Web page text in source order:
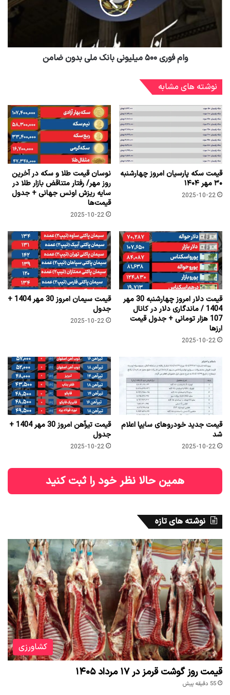
وام فوری ۵۰۰ میلیونی بانک ملی بدون ضامن
نوشته های مشابه
قیمت سکه پارسیان امروز چهارشنبه
۳۰ مهر ۱۴۰۴
2025-10-22
نوسان قیمت طلا و سکه در آخرین
روز مهر/ رفتار متناقض بازار طلا در
سایه ریزش اونس جهانی + جدول
قیمت‌ها
2025-10-22
قیمت دلار امروز چهارشنبه 30 مهر
1404 / ماندگاری دلار در کانال
107 هزار تومانی + جدول قیمت
ارزها
2025-10-22
قیمت سیمان امروز 30 مهر 1404 +
جدول
2025-10-22
قیمت جدید خودروهای سایپا اعلام
شد
2025-10-22
قیمت تیرآهن امروز 30 مهر 1404 +
جدول
2025-10-22
همین حالا نظر خود را ثبت کنید
نوشته های تازه
کشاورزی
قیمت روز گوشت قرمز در ۱۷ مرداد ۱۴۰۵
55 دقیقه پیش